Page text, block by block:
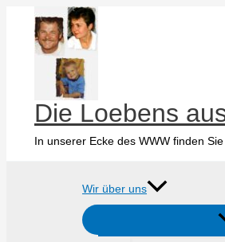
springen
Die Loebens
In unserer Ecke des WWW finden
Wir über uns